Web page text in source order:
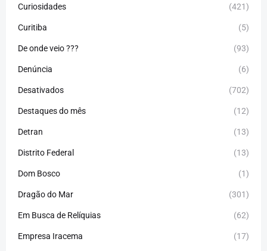
Curiosidades (421)
Curitiba (5)
De onde veio ??? (93)
Denúncia (6)
Desativados (702)
Destaques do mês (12)
Detran (13)
Distrito Federal (13)
Dom Bosco (1)
Dragão do Mar (301)
Em Busca de Relíquias (62)
Empresa Iracema (17)